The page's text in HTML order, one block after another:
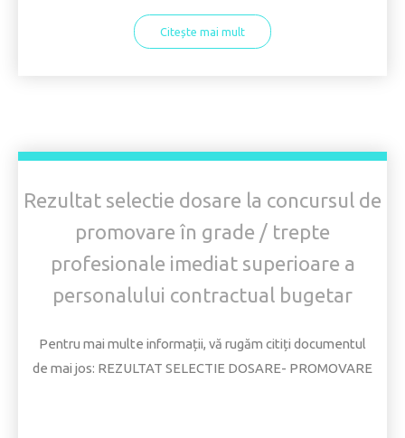
Citește mai mult
Rezultat selectie dosare la concursul de
promovare în grade / trepte
profesionale imediat superioare a
personalului contractual bugetar
Pentru mai multe informații, vă rugăm citiți documentul
de mai jos: REZULTAT SELECTIE DOSARE- PROMOVARE